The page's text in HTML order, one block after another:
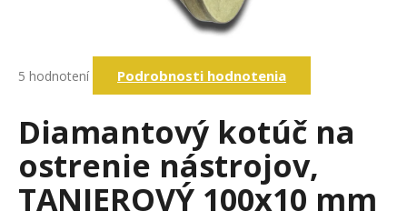
hodnotenie
4,8
5
hviezdičiek.
5 hodnotení Podrobnosti hodnotenia
Diamantový kotúč na
ostrenie nástrojov,
TANIEROVÝ 100x10 mm
s
?
Hľadať